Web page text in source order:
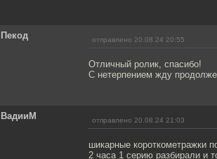
Пекод отправлено 20.08.24 20:55
Отличный ролик, спасибо!
С нетерпением жду
ВадииМ отправлено 20.08.24 21:03
шикарные короткометражки
2 часа 1 серию разбирали и